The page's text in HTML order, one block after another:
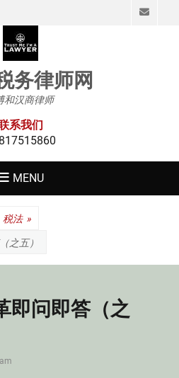
务律师网
和汉商律师
系我们
MENU
税法 »
之五）
即问即答（之